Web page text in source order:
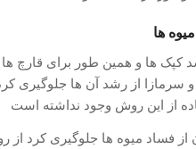
ها
کپک ها و همین طور برای قارچ ها
سرمازا از رشد آن ها جلوگیری
از این روش وجود نداشته است
از فساد میوه ها جلوگیری